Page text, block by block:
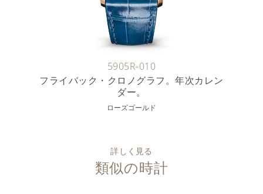
5905R-010
フライバック・クロノグラフ。年次カレン
ダー。
ローズゴールド
詳しく見る
類似の時計